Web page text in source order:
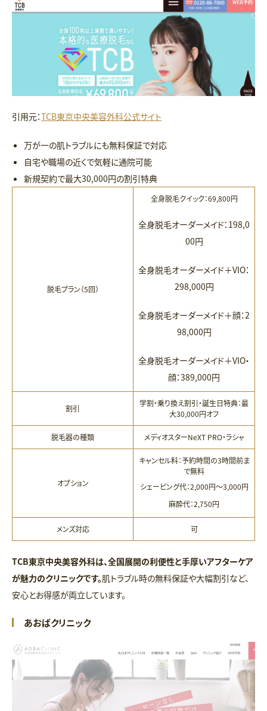
引用元：TCB東京中央美容外科公式サイト
万が一の肌トラブルにも無料保証で対応
自宅や職場の近くで気軽に通院可能
新規契約で最大30,000円の割引特典
脱毛プラン（5回）
全身脱毛クイック：69,800円
全身脱毛オーダーメイド：198,0
00円
全身脱毛オーダーメイド＋VIO：
298,000円
全身脱毛オーダーメイド＋顔：2
98,000円
全身脱毛オーダーメイド＋VIO・
顔：389,000円
割引
学割・乗り換え割引・誕生日特典：最
大30,000円オフ
脱毛器の種類 メディオスターNeXT PRO・ラシャ
オプション
キャンセル料：予約時間の3時間前ま
で無料
シェービング代：2,000円〜3,000円
麻酔代：2,750円
メンズ対応 可
TCB東京中央美容外科は、全国展開の利便性と手厚いアフターケア
が魅力のクリニックです。肌トラブル時の無料保証や大幅割引など、
安心とお得感が両立しています。
あおばクリニック